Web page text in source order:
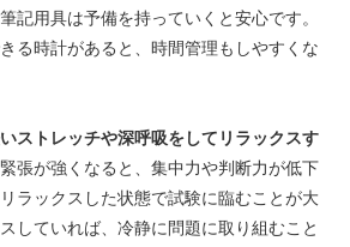
記用具は予備を持っていくと安心です。
る時計があると、時間管理もしやすくな
ストレッチや深呼吸をしてリラックスす
張が強くなると、集中力や判断力が低下
ラックスした状態で試験に臨むことが大
していれば、冷静に問題に取り組むこと